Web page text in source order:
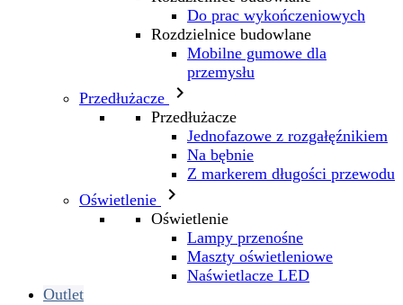
Do prac wykończeniowych
Rozdzielnice budowlane
Mobilne gumowe dla
przemysłu
Przedłużacze

Przedłużacze
Jednofazowe z rozgałęźnikiem
Na bębnie
Z markerem długości przewodu
Oświetlenie

Oświetlenie
Lampy przenośne
Maszty oświetleniowe
Naświetlacze LED
Outlet